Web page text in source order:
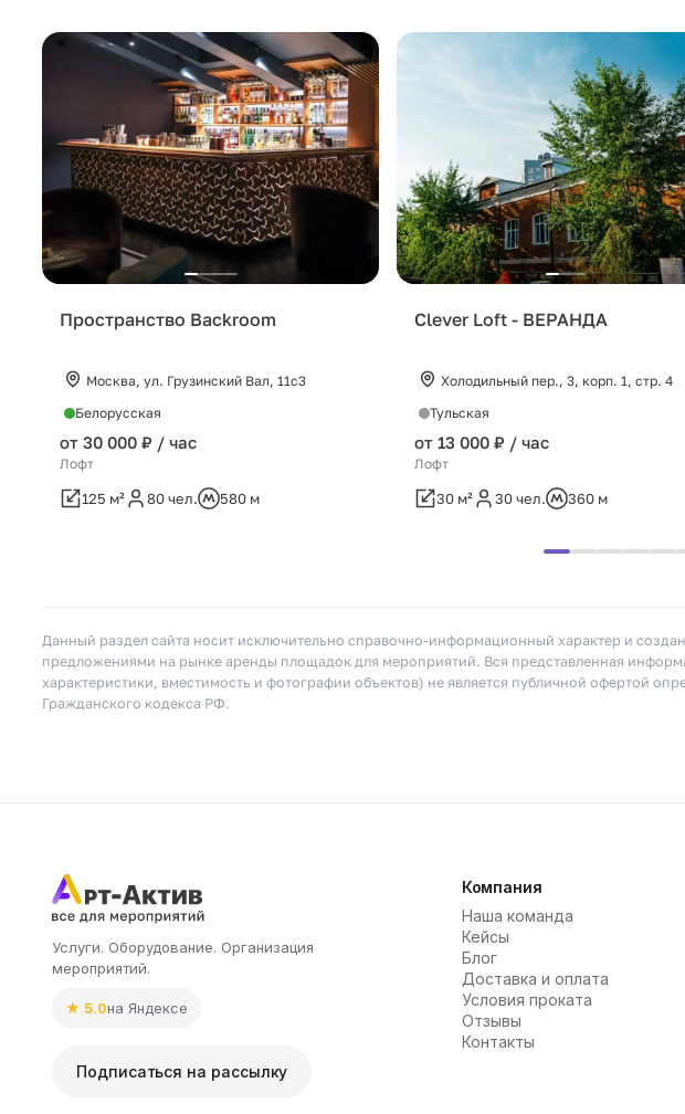
Пространство Backroom
Москва, ул. Грузинский Вал, 11с3
Белорусская
от 30 000 ₽ / час
Лофт
125 м² 80 чел. 580 м
Clever Loft - ВЕРАНДА
Холодильный пер., 3, корп. 1, стр. 4
Тульская
от 13 000 ₽ / час
Лофт
30 м² 30 чел. 360 м
Данный раздел сайта носит исключительно справочно-информационный характер и
предложениями на рынке аренды площадок для мероприятий. Вся представленная
характеристики, вместимость и фотографии объектов) не является публичной офертой
Гражданского кодекса РФ.
Услуги. Оборудование. Организация
мероприятий.
★ 5.0на Яндексе
Подписаться на рассылку
Компания
Наша команда
Кейсы
Блог
Доставка и оплата
Условия проката
Отзывы
Контакты